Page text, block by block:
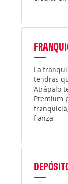
La
tendrás
Atrápalo
Premium
fianza.